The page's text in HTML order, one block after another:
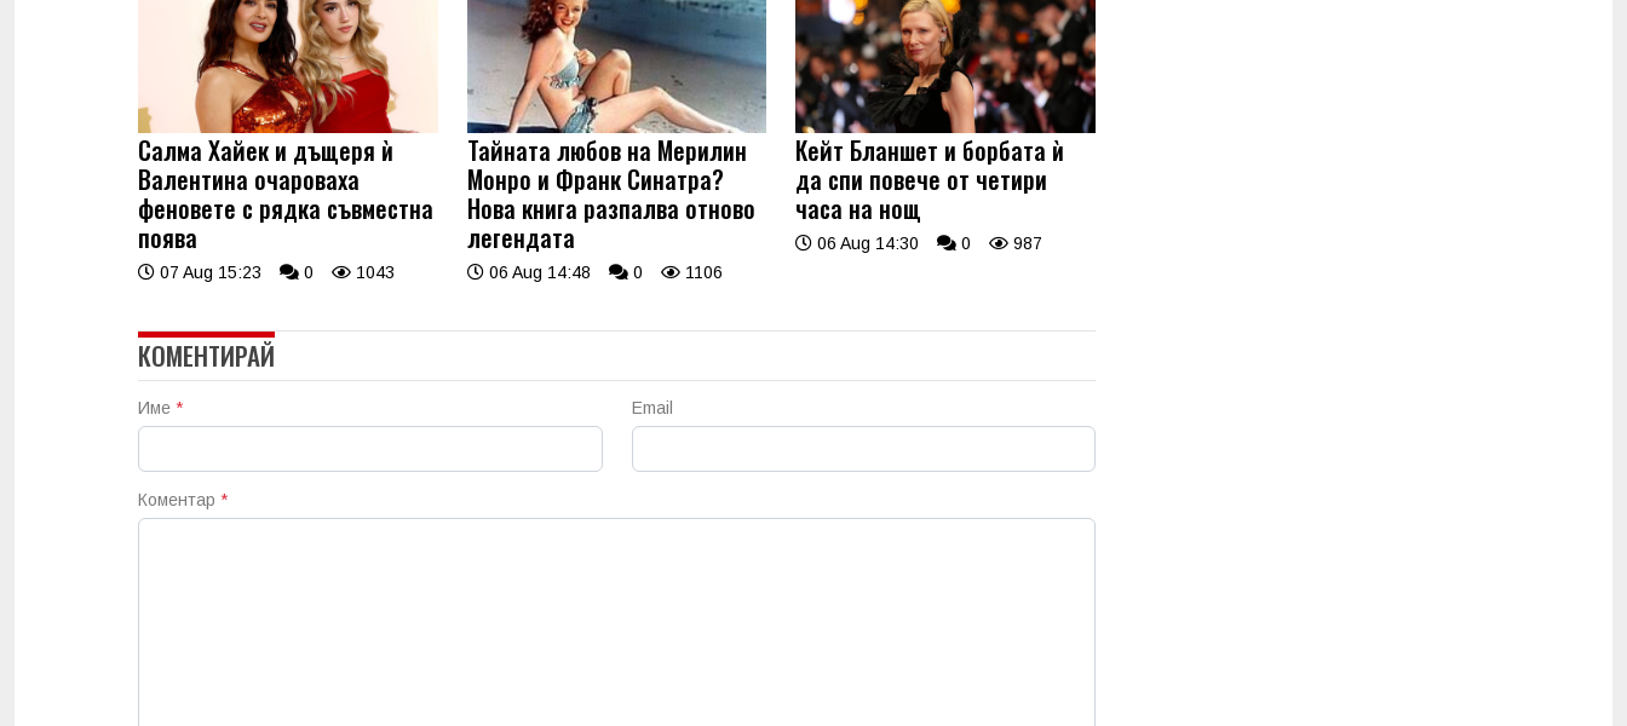
Салма Хайек и дъщеря ѝ
Валентина очароваха
феновете с рядка съвместна
поява
07 Aug 15:23 0 1043
Тайната любов на Мерилин
Монро и Франк Синатра?
Нова книга разпалва отново
легендата
06 Aug 14:48 0 1106
Кейт Бланшет и борбата ѝ
да спи повече от четири
часа на нощ
06 Aug 14:30 0 987
КОМЕНТИРАЙ
Име * Email
Коментар *